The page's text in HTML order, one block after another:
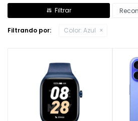
Filtrando por: Color: Azul
Notebooks y PC
Informática
Audio, Foto y Video